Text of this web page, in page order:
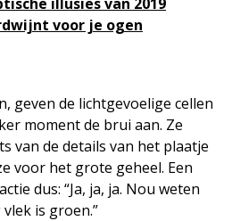
voor je ogen
geven de lichtgevoelige cellen
moment de brui aan. Ze
van de details van het plaatje
voor het grote geheel. Een
dus: “Ja, ja, ja. Nou weten
is groen.”